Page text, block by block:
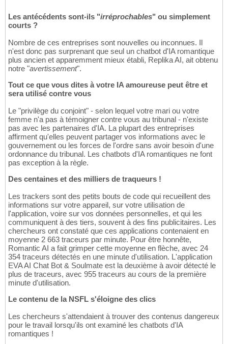
Les antécédents sont-ils "irréprochables" ou simplement
courts ?
Nombre de ces entreprises sont nouvelles ou inconnues. Il
n'est donc pas surprenant que seul un chatbot d'IA romantique
plus ancien et apparemment mieux établi, Replika AI, ait obtenu
notre "avertissement".
Tout ce que vous dites à votre IA amoureuse peut être et
sera utilisé contre vous
Le "privilège du conjoint" - selon lequel votre mari ou votre
femme n'a pas à témoigner contre vous au tribunal - n'existe
pas avec les partenaires d'IA. La plupart des entreprises
affirment qu'elles peuvent partager vos informations avec le
gouvernement ou les forces de l'ordre sans avoir besoin d'une
ordonnance du tribunal. Les chatbots d'IA romantiques ne font
pas exception à la règle.
Des centaines et des milliers de traqueurs !
Les trackers sont des petits bouts de code qui recueillent des
informations sur votre appareil, sur votre utilisation de
l'application, voire sur vos données personnelles, et qui les
communiquent à des tiers, souvent à des fins publicitaires. Les
chercheurs ont constaté que ces applications contenaient en
moyenne 2 663 traceurs par minute. Pour être honnête,
Romantic AI a fait grimper cette moyenne en flèche, avec 24
354 traceurs détectés en une minute d'utilisation. L'application
EVA AI Chat Bot & Soulmate est la deuxième à avoir détecté le
plus de traceurs, avec 955 traceurs au cours de la première
minute d'utilisation.
Le contenu de la NSFL s'éloigne des clics
Les chercheurs s'attendaient à trouver des contenus dangereux
pour le travail lorsqu'ils ont examiné les chatbots d'IA
romantiques !